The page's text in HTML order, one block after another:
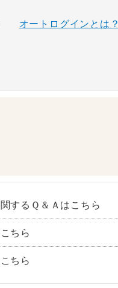
オートログインとは？
するＱ＆Ａはこちら
ちら
ちら